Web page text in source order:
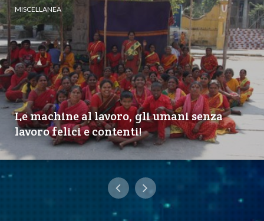
MISCELLANEA
Le machine al lavoro, gli umani senza
lavoro felici e contenti!